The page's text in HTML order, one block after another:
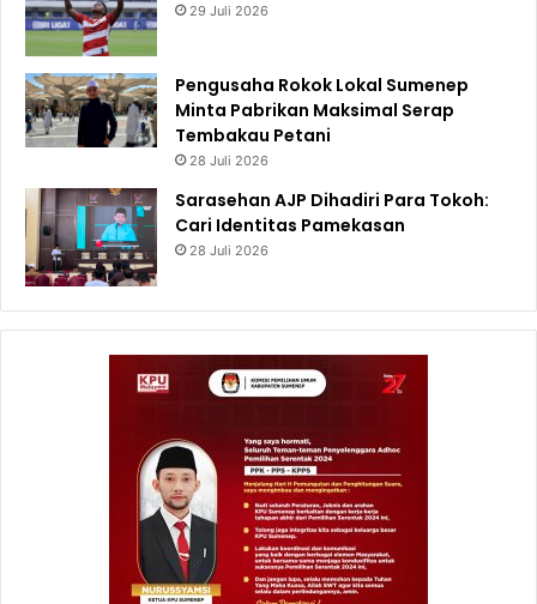
29 Juli 2026
Pengusaha Rokok Lokal Sumenep
Minta Pabrikan Maksimal Serap
Tembakau Petani
28 Juli 2026
Sarasehan AJP Dihadiri Para Tokoh:
Cari Identitas Pamekasan
28 Juli 2026